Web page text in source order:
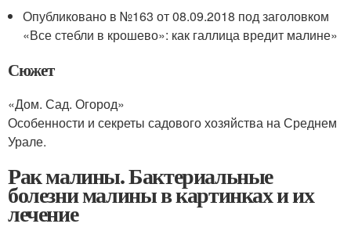
Опубликовано в №163 от 08.09.2018 под заголовком
«Все стебли в крошево»: как галлица вредит малине»
Сюжет
«Дом. Сад. Огород»
Особенности и секреты садового хозяйства на Среднем
Урале.
Рак малины. Бактериальные
болезни малины в картинках и их
лечение